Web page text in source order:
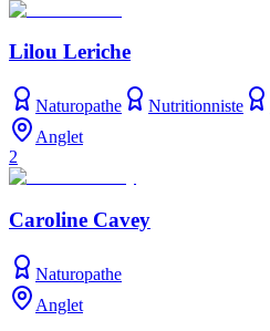
Lilou Leriche
Naturopathe Nutritionniste
Anglet
2
Caroline Cavey
Naturopathe
Anglet